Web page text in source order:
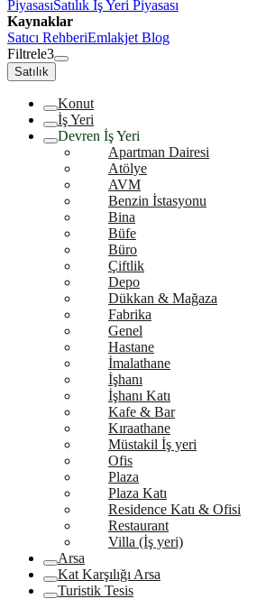
PiyasasıSatılık İş Yeri Piyasası
Kaynaklar
Satıcı RehberiEmlakjet Blog
Filtrele3
Satılık
Konut
İş Yeri
Devren İş Yeri
Apartman Dairesi
Atölye
AVM
Benzin İstasyonu
Bina
Büfe
Büro
Çiftlik
Depo
Dükkan & Mağaza
Fabrika
Genel
Hastane
İmalathane
İşhanı
İşhanı Katı
Kafe & Bar
Kıraathane
Müstakil İş yeri
Ofis
Plaza
Plaza Katı
Residence Katı & Ofisi
Restaurant
Villa (İş yeri)
Arsa
Kat Karşılığı Arsa
Turistik Tesis